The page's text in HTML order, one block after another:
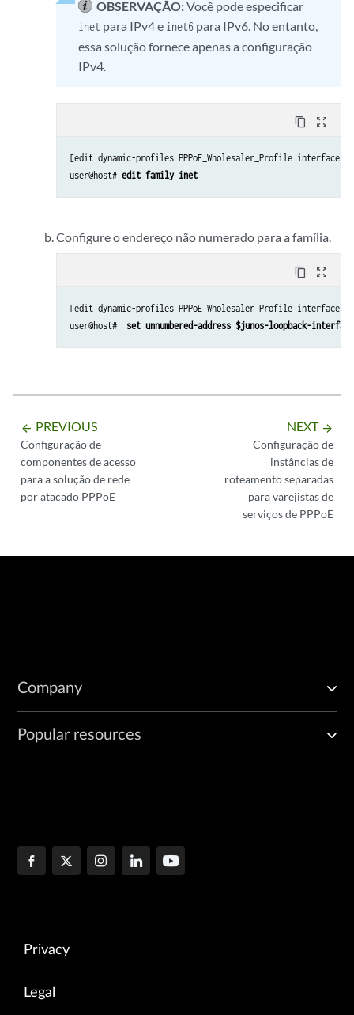
OBSERVAÇÃO:Você pode especificar
inet para IPv4 e inet6para IPv6. No entanto,
essa solução fornece apenas a configuração
IPv4.
content_copy zoom_out_map
[edit dynamic-profiles PPPoE_Wholesaler_Profile
user@host# edit family inet
Configure o endereço não numerado para a família.
content_copy zoom_out_map
[edit dynamic-profiles PPPoE_Wholesaler_Profile
user@host#
set unnumbered-address $junos-loopback-interface
arrow_backward PREVIOUS
Configuração de
componentes de acesso
para a solução de rede
por atacado PPPoE
NEXT arrow_forward
Configuração de
instâncias de
roteamento separadas
para varejistas de
serviços de PPPoE
Company
Popular resources
Privacy
Legal